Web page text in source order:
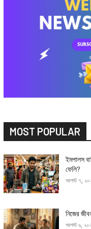
MOST POPULAR
ইমপালস
ফেলি?
আগস্ট ৭,
নিজের
আগস্ট ৬,